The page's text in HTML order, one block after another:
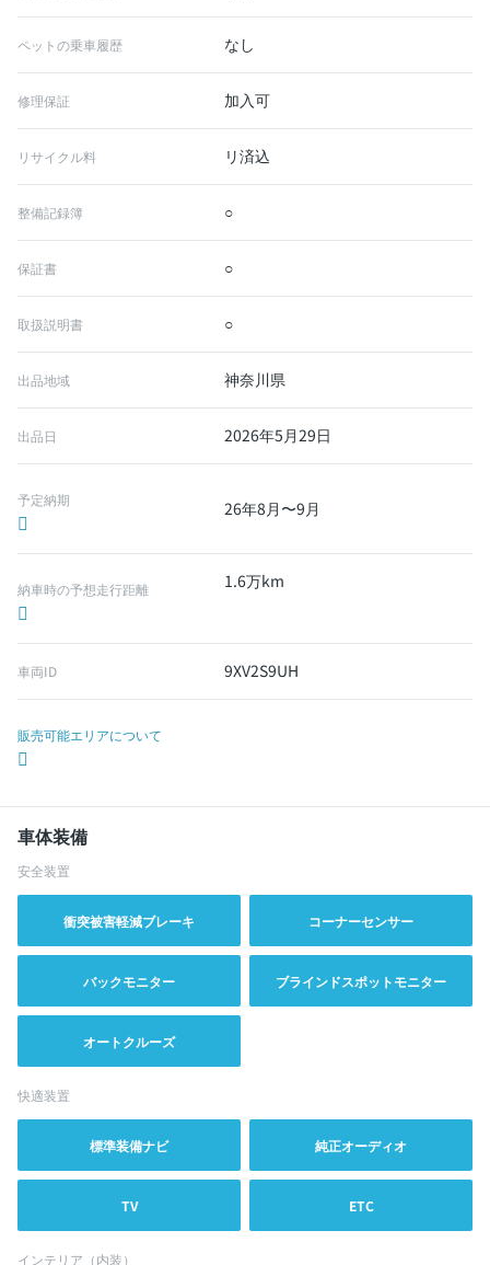
ペットの乗車履歴 なし
修理保証 加入可
リサイクル料 リ済込
整備記録簿 ○
保証書 ○
取扱説明書 ○
出品地域 神奈川県
出品日 2026年5月29日
予定納期 26年8月〜9月
納車時の予想走行距離 1.6万km
車両ID 9XV2S9UH
販売可能エリアについて
車体装備
安全装置
衝突被害軽減ブレーキ コーナーセンサー
バックモニター ブラインドスポットモニター
オートクルーズ
快適装置
標準装備ナビ 純正オーディオ
TV ETC
インテリア（内装）